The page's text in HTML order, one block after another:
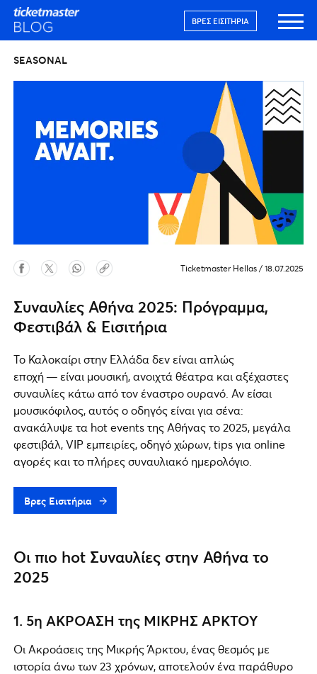
ΒΡΕΣ ΕΙΣΙΤΉΡΙΑ
SEASONAL
Ticketmaster Hellas / 18.07.2025
Συναυλίες Αθήνα 2025: Πρόγραμμα,
Φεστιβάλ & Εισιτήρια
Το Καλοκαίρι στην Ελλάδα δεν είναι απλώς
εποχή — είναι μουσική, ανοιχτά θέατρα και αξέχαστες
συναυλίες κάτω από τον έναστρο ουρανό. Αν είσαι
μουσικόφιλος, αυτός ο οδηγός είναι για σένα:
ανακάλυψε τα hot events της Αθήνας το 2025, μεγάλα
φεστιβάλ, VIP εμπειρίες, οδηγό χώρων, tips για online
αγορές και το πλήρες συναυλιακό ημερολόγιο.
Βρες Εισιτήρια
Οι πιο hot Συναυλίες στην Αθήνα το
2025
1. 5η ΑΚΡΟΑΣΗ της ΜΙΚΡΗΣ ΑΡΚΤΟΥ
Οι Ακροάσεις της Μικρής Άρκτου, ένας θεσμός με
ιστορία άνω των 23 χρόνων, αποτελούν ένα παράθυρο